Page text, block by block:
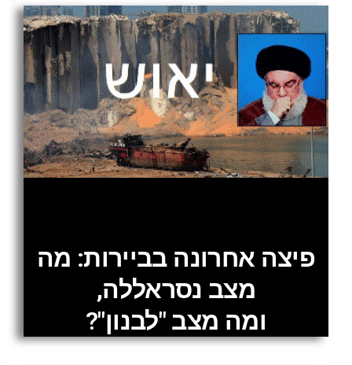
פיצה אחרונה בביירות: מה
מצב נסראללה,
ומה מצב "לבנון"?